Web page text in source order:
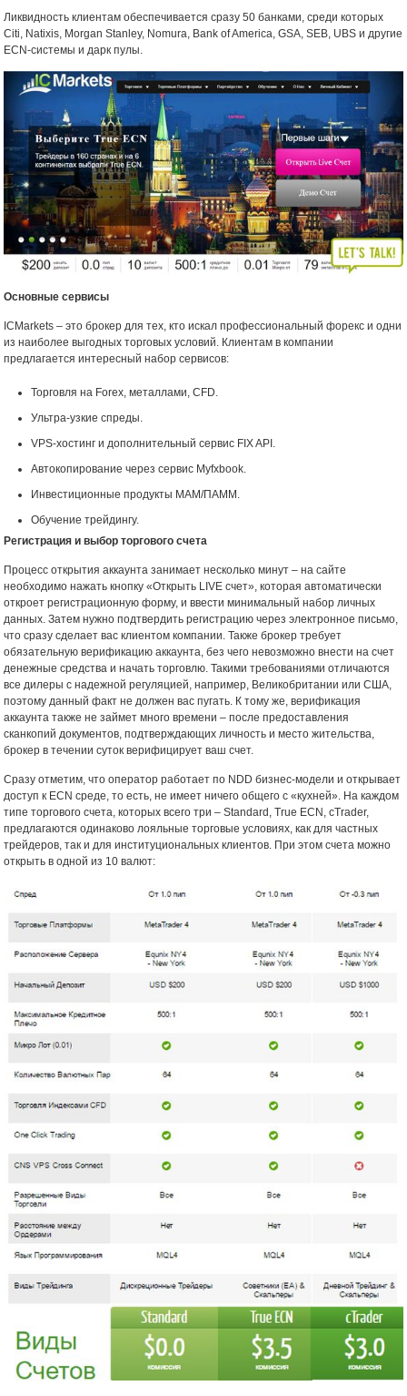
Ликвидность клиентам обеспечивается сразу 50 банками, среди которых
Citi, Natixis, Morgan Stanley, Nomura, Bank of America, GSA, SEB, UBS и другие
ECN-системы и дарк пулы.
Основные сервисы
ICMarkets – это брокер для тех, кто искал профессиональный форекс и одни
из наиболее выгодных торговых условий. Клиентам в компании
предлагается интересный набор сервисов:
Торговля на Forex, металлами, CFD.
Ультра-узкие спреды.
VPS-хостинг и дополнительный сервис FIX API.
Автокопирование через сервис Myfxbook.
Инвестиционные продукты MAM/ПАММ.
Обучение трейдингу.
Регистрация и выбор торгового счета
Процесс открытия аккаунта занимает несколько минут – на сайте
необходимо нажать кнопку «Открыть LIVE счет», которая автоматически
откроет регистрационную форму, и ввести минимальный набор личных
данных. Затем нужно подтвердить регистрацию через электронное письмо,
что сразу сделает вас клиентом компании. Также брокер требует
обязательную верификацию аккаунта, без чего невозможно внести на счет
денежные средства и начать торговлю. Такими требованиями отличаются
все дилеры с надежной регуляцией, например, Великобритании или США,
поэтому данный факт не должен вас пугать. К тому же, верификация
аккаунта также не займет много времени – после предоставления
сканкопий документов, подтверждающих личность и место жительства,
брокер в течении суток верифицирует ваш счет.
Сразу отметим, что оператор работает по NDD бизнес-модели и открывает
доступ к ECN среде, то есть, не имеет ничего общего с «кухней». На каждом
типе торгового счета, которых всего три – Standard, True ECN, cTrader,
предлагаются одинаково лояльные торговые условиях, как для частных
трейдеров, так и для институциональных клиентов. При этом счета можно
открыть в одной из 10 валют: